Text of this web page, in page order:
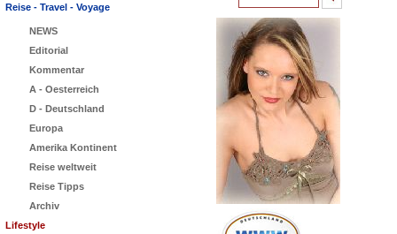
Reise - Travel - Voyage
NEWS
Editorial
Kommentar
A - Oesterreich
D - Deutschland
Europa
Amerika Kontinent
Reise weltweit
Reise Tipps
Archiv
Lifestyle